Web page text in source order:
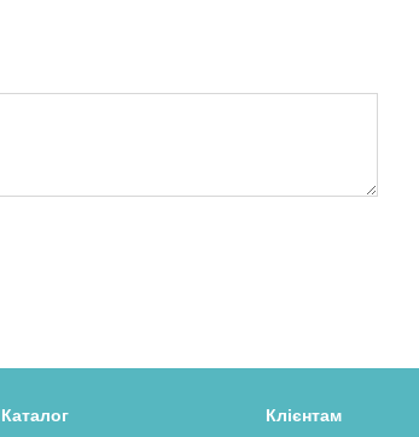
Каталог Клієнтам